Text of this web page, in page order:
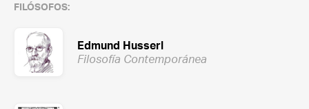
FILÓSOFOS:
Edmund Husserl
Filosofía Contemporánea